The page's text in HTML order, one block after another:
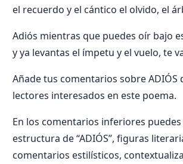
el recuerdo y el cántico el olvido, el
Adiós mientras que puedes oír bajo
y ya levantas el ímpetu y el vuelo, te
Añade tus comentarios sobre
lectores interesados en este poema.
En los comentarios inferiores
estructura de “ADIÓS”, figuras
comentarios estilísticos,